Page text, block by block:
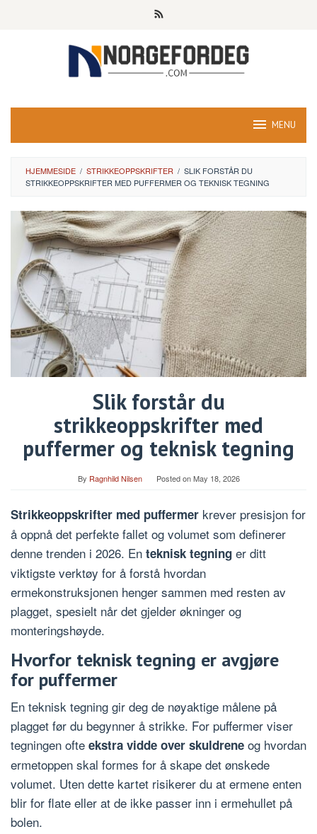
MENU
HJEMMESIDE / STRIKKEOPPSKRIFTER / SLIK FORSTÅR DU
STRIKKEOPPSKRIFTER MED PUFFERMER OG TEKNISK TEGNING
Slik forstår du
strikkeoppskrifter med
puffermer og teknisk tegning
By Ragnhild Nilsen Posted onMay 18, 2026
Strikkeoppskrifter med puffermer krever presisjon for
å oppnå det perfekte fallet og volumet som definerer
denne trenden i 2026. En teknisk tegning er ditt
viktigste verktøy for å forstå hvordan
ermekonstruksjonen henger sammen med resten av
plagget, spesielt når det gjelder økninger og
monteringshøyde.
Hvorfor teknisk tegning er avgjøre
for puffermer
En teknisk tegning gir deg de nøyaktige målene på
plagget før du begynner å strikke. For puffermer viser
tegningen ofte ekstra vidde over skuldrene og hvordan
ermetoppen skal formes for å skape det ønskede
volumet. Uten dette kartet risikerer du at ermene enten
blir for flate eller at de ikke passer inn i ermehullet på
bolen.